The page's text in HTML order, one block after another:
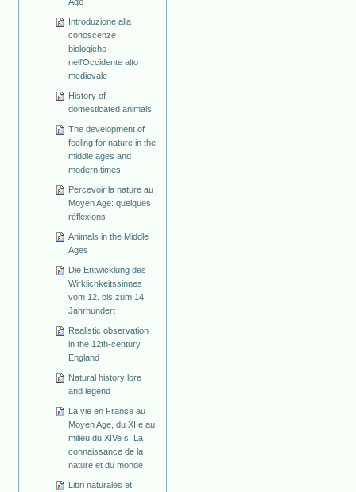
Introduzione alla
conoscenze
biologiche
nell'Occidente alto
medievale
History of
domesticated animals
The development of
feeling for nature in the
middle ages and
modern times
Percevoir la nature au
Moyen Age: quelques
réflexions
Animals in the Middle
Ages
Die Entwicklung des
Wirklichkeitssinnes
vom 12. bis zum 14.
Jahrhundert
Realistic observation
in the 12th-century
England
Natural history lore
and legend
La vie en France au
Moyen Age, du XIIe au
milieu du XIVe s. La
connaissance de la
nature et du monde
Libri naturales et